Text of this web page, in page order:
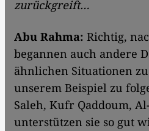
zurückgreift…
Abu Rahma: Richtig,
begannen auch andere
ähnlichen Situationen
unserem Beispiel zu
Saleh, Kufr Qaddoum,
unterstützen sie so gut